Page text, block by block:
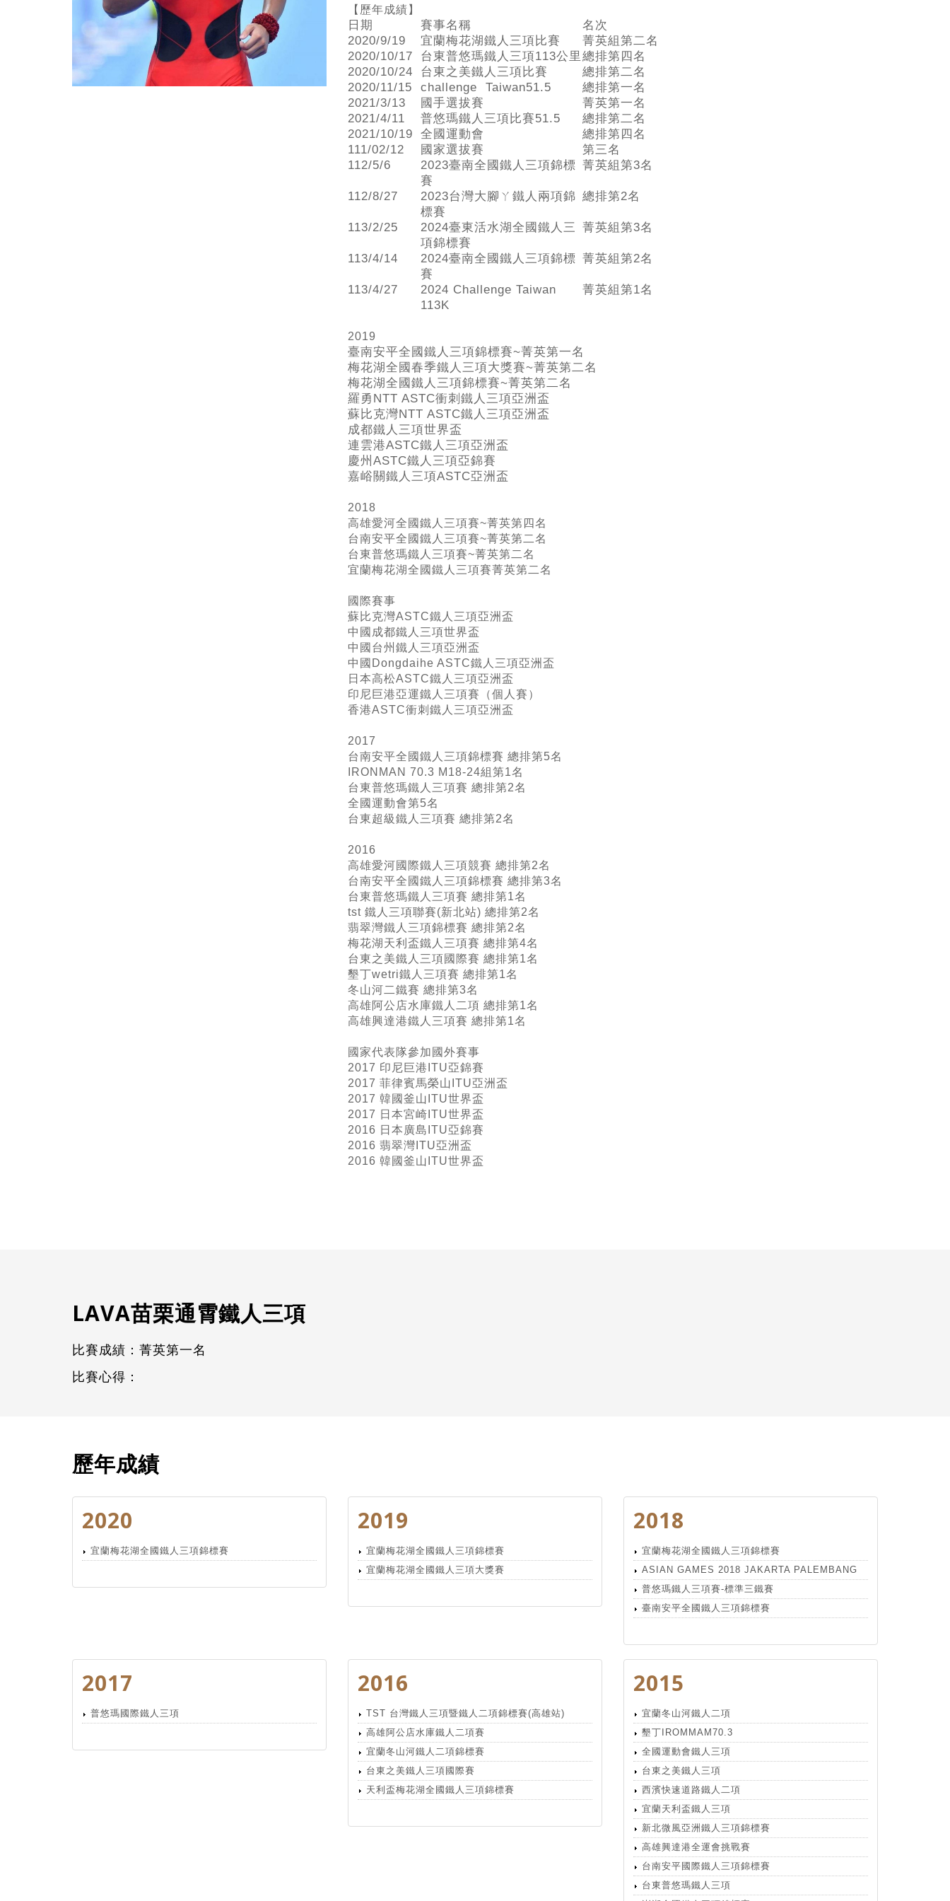
【歷年成績】
日期 賽事名稱
名次
2020/9/19
宜蘭梅花湖鐵人三項比賽
菁英組第二名
2020/10/17
台東普悠瑪鐵人三項113公里 總排第四名
2020/10/24
台東之美鐵人三項比賽
總排第二名
2020/11/15
challenge Taiwan51.5
總排第一名
2021/3/13
國手選拔賽
菁英第一名
2021/4/11
普悠瑪鐵人三項比賽51.5
總排第二名
2021/10/19
全國運動會
總排第四名
111/02/12
國家選拔賽
第三名
112/5/6
2023臺南全國鐵人三項錦標
賽
菁英組第3名
112/8/27
2023台灣大腳ㄚ鐵人兩項錦
標賽
總排第2名
113/2/25
2024臺東活水湖全國鐵人三
項錦標賽
菁英組第3名
113/4/14
2024臺南全國鐵人三項錦標
賽
菁英組第2名
113/4/27
2024 Challenge Taiwan
113K
菁英組第1名
2019
臺南安平全國鐵人三項錦標賽~菁英第一名
梅花湖全國春季鐵人三項大獎賽~菁英第二名
梅花湖全國鐵人三項錦標賽~菁英第二名
羅勇NTT ASTC衝刺鐵人三項亞洲盃
蘇比克灣NTT ASTC鐵人三項亞洲盃
成都鐵人三項世界盃
連雲港ASTC鐵人三項亞洲盃
慶州ASTC鐵人三項亞錦賽
嘉峪關鐵人三項ASTC亞洲盃
2018
高雄愛河全國鐵人三項賽~菁英第四名
台南安平全國鐵人三項賽~菁英第二名
台東普悠瑪鐵人三項賽~菁英第二名
宜蘭梅花湖全國鐵人三項賽菁英第二名
國際賽事
蘇比克灣ASTC鐵人三項亞洲盃
中國成都鐵人三項世界盃
中國台州鐵人三項亞洲盃
中國Dongdaihe ASTC鐵人三項亞洲盃
日本高松ASTC鐵人三項亞洲盃
印尼巨港亞運鐵人三項賽（個人賽）
香港ASTC衝刺鐵人三項亞洲盃
2017
台南安平全國鐵人三項錦標賽 總排第5名
IRONMAN 70.3 M18-24組第1名
台東普悠瑪鐵人三項賽 總排第2名
全國運動會第5名
台東超級鐵人三項賽 總排第2名
2016
高雄愛河國際鐵人三項競賽 總排第2名
台南安平全國鐵人三項錦標賽 總排第3名
台東普悠瑪鐵人三項賽 總排第1名
tst 鐵人三項聯賽(新北站) 總排第2名
翡翠灣鐵人三項錦標賽 總排第2名
梅花湖天利盃鐵人三項賽 總排第4名
台東之美鐵人三項國際賽 總排第1名
墾丁wetri鐵人三項賽 總排第1名
冬山河二鐵賽 總排第3名
高雄阿公店水庫鐵人二項 總排第1名
高雄興達港鐵人三項賽 總排第1名
國家代表隊參加國外賽事
2017 印尼巨港ITU亞錦賽
2017 菲律賓馬榮山ITU亞洲盃
2017 韓國釜山ITU世界盃
2017 日本宮崎ITU世界盃
2016 日本廣島ITU亞錦賽
2016 翡翠灣ITU亞洲盃
2016 韓國釜山ITU世界盃
LAVA苗栗通霄鐵人三項
比賽成績：菁英第一名
比賽心得：
歷年成績
2020
宜蘭梅花湖全國鐵人三項錦標賽
2019
宜蘭梅花湖全國鐵人三項錦標賽
宜蘭梅花湖全國鐵人三項大獎賽
2018
宜蘭梅花湖全國鐵人三項錦標賽
ASIAN GAMES 2018 JAKARTA PALEMBANG
普悠瑪鐵人三項賽-標準三鐵賽
臺南安平全國鐵人三項錦標賽
2017
普悠瑪國際鐵人三項
2016
TST 台灣鐵人三項暨鐵人二項錦標賽(高雄站)
高雄阿公店水庫鐵人二項賽
宜蘭冬山河鐵人二項錦標賽
台東之美鐵人三項國際賽
天利盃梅花湖全國鐵人三項錦標賽
2015
宜蘭冬山河鐵人二項
墾丁IROMMAM70.3
全國運動會鐵人三項
台東之美鐵人三項
西濱快速道路鐵人二項
宜蘭天利盃鐵人三項
新北微風亞洲鐵人三項錦標賽
高雄興達港全運會挑戰賽
台南安平國際鐵人三項錦標賽
台東普悠瑪鐵人三項